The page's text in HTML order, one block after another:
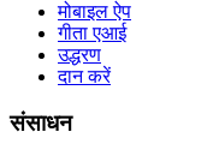
मोबाइल ऐप
गीता एआई
उद्धरण
दान करें
संसाधन